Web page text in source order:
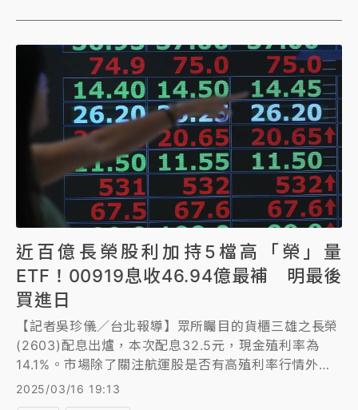
近百億長榮股利加持5檔高「榮」量
ETF！00919息收46.94億最補 明最後
買進日
【記者吳珍儀／台北報導】眾所矚目的貨櫃三雄之長榮
(2603)配息出爐，本次配息32.5元，現金殖利率為
14.1%。市場除了關注航運股是否有高殖利率行情外，
對於台股ETF千萬受益人來說，更是關心其將帶來的股
利進帳。
2025/03/16 19:13